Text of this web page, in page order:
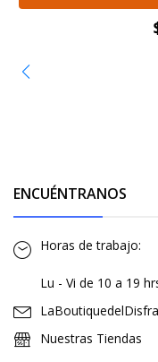
ENCUÉNTRANOS
Horas de trabajo:
Lu - Vi de 10 a 19
Nuestras Tiendas